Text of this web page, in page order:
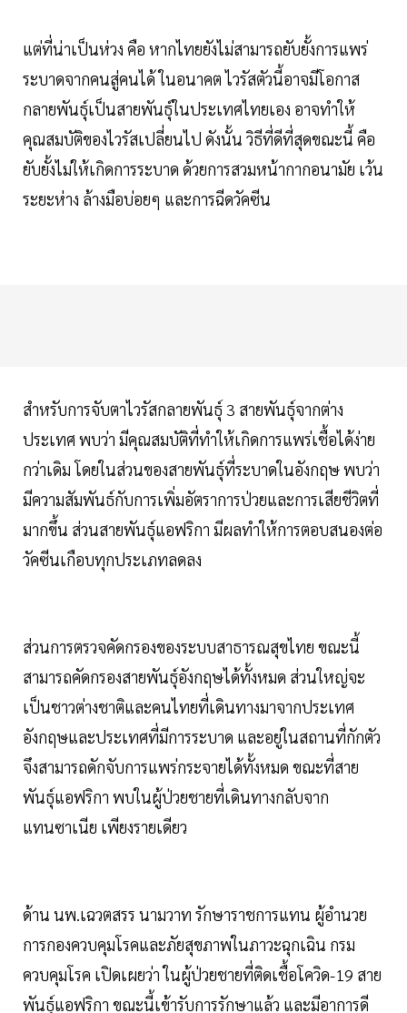
แต่ที่น่าเป็นห่วง คือ หากไทยยังไม่สามารถยับยั้งการแพร่
ระบาดจากคนสู่คนได้ ในอนาคต ไวรัสตัวนี้อาจมีโอกาส
กลายพันธุ์เป็นสายพันธุ์ในประเทศไทยเอง อาจทำให้
คุณสมบัติของไวรัสเปลี่ยนไป ดังนั้น วิธีที่ดีที่สุดขณะนี้ คือ
ยับยั้งไม่ให้เกิดการระบาด ด้วยการสวมหน้ากากอนามัย เว้น
ระยะห่าง ล้างมือบ่อยๆ และการฉีดวัคซีน
สำหรับการจับตาไวรัสกลายพันธุ์ 3 สายพันธุ์จากต่าง
ประเทศ พบว่า มีคุณสมบัติที่ทำให้เกิดการแพร่เชื้อได้ง่าย
กว่าเดิม โดยในส่วนของสายพันธุ์ที่ระบาดในอังกฤษ พบว่า
มีความสัมพันธ์กับการเพิ่มอัตราการป่วยและการเสียชีวิตที่
มากขึ้น ส่วนสายพันธุ์แอฟริกา มีผลทำให้การตอบสนองต่อ
วัคซีนเกือบทุกประเภทลดลง
ส่วนการตรวจคัดกรองของระบบสาธารณสุขไทย ขณะนี้
สามารถคัดกรองสายพันธุ์อังกฤษได้ทั้งหมด ส่วนใหญ่จะ
เป็นชาวต่างชาติและคนไทยที่เดินทางมาจากประเทศ
อังกฤษและประเทศที่มีการระบาด และอยู่ในสถานที่กักตัว
จึงสามารถดักจับการแพร่กระจายได้ทั้งหมด ขณะที่สาย
พันธุ์แอฟริกา พบในผู้ป่วยชายที่เดินทางกลับจาก
แทนซาเนีย เพียงรายเดียว
ด้าน นพ.เฉวตสรร นามวาท รักษาราชการแทน ผู้อำนวย
การกองควบคุมโรคและภัยสุขภาพในภาวะฉุกเฉิน กรม
ควบคุมโรค เปิดเผยว่า ในผู้ป่วยชายที่ติดเชื้อโควิด-19 สาย
พันธุ์แอฟริกา ขณะนี้เข้ารับการรักษาแล้ว และมีอาการดี